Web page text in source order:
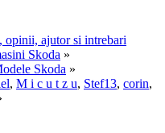
opinii, ajutor si intrebari
Skoda »
Skoda »
, M i c u t z u, Stef13, corin,